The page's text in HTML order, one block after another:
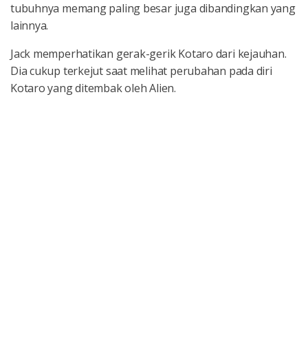
tubuhnya memang paling besar juga dibandingkan yang
lainnya.
Jack memperhatikan gerak-gerik Kotaro dari kejauhan.
Dia cukup terkejut saat melihat perubahan pada diri
Kotaro yang ditembak oleh Alien.